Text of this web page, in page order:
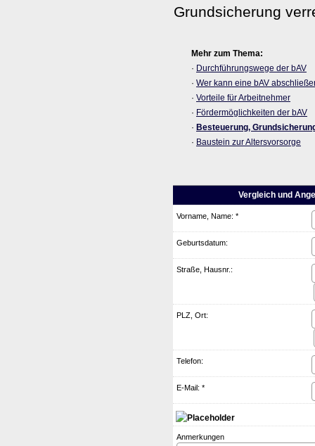
Grundsicherung
Mehr zum Thema:
· Durchführungswege der bAV
· Wer kann eine bAV
· Vorteile für Arbeitnehmer
· Fördermöglichkeiten der bAV
· Besteuerung,
· Baustein zur Alters­vorsorge
Vergleich und
Vorname, Name: *
Geburts­datum:
Straße, Hausnr.:
PLZ, Ort:
Telefon:
E-Mail: *
Anmerkungen